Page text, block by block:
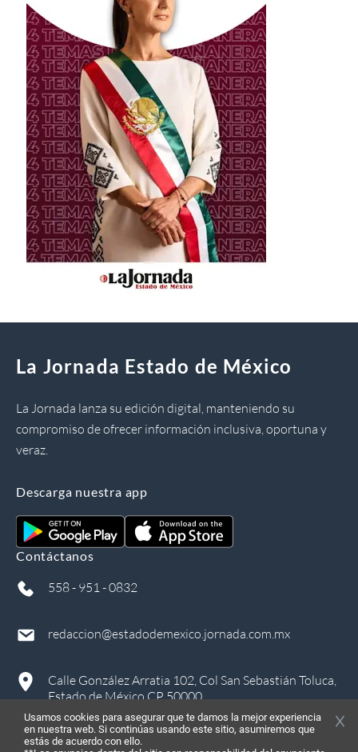
La Jornada Estado de México
La Jornada lanza su edición digital, manteniendo su
compromiso de ofrecer información inclusiva, oportuna y
veraz.
Descarga nuestra app
Contáctanos
558 - 951 - 0832
redaccion@estadodemexico.jornada.com.mx
Calle González Arratia 102, Col San Sebastián Toluca,
Estado de México CP 50000
Usamos cookies para asegurar que te damos la mejor experiencia
en nuestra web. Si continúas usando este sitio, asumiremos que
estás de acuerdo con ello.